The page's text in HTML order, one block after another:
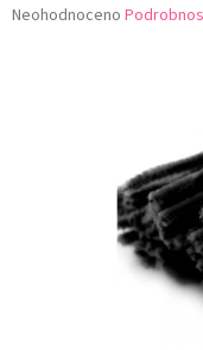
Průměrné
Neohodnoceno